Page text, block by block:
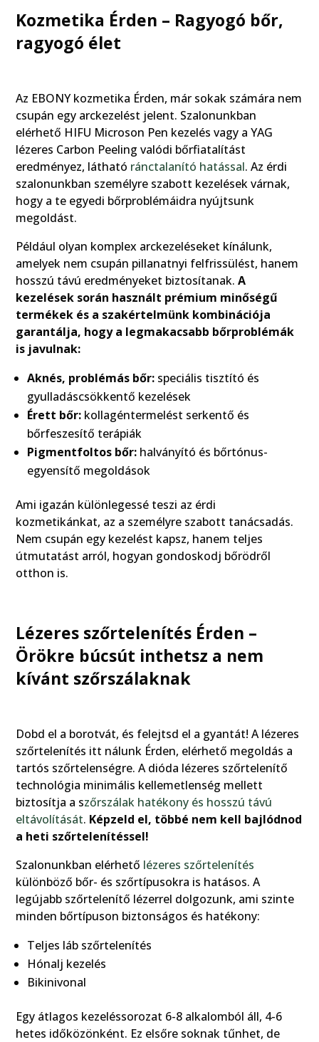
Kozmetika Érden – Ragyogó bőr,
ragyogó élet
Az EBONY kozmetika Érden, már sokak számára nem
csupán egy arckezelést jelent. Szalonunkban
elérhető HIFU Microson Pen kezelés vagy a YAG
lézeres Carbon Peeling valódi bőrfiatalítást
eredményez, látható ránctalanító hatással. Az érdi
szalonunkban személyre szabott kezelések várnak,
hogy a te egyedi bőrproblémáidra nyújtsunk
megoldást.
Például olyan komplex arckezeléseket kínálunk,
amelyek nem csupán pillanatnyi felfrissülést, hanem
hosszú távú eredményeket biztosítanak.A
kezelések során használt prémium minőségű
termékek és a szakértelmünk kombinációja
garantálja, hogy a legmakacsabb bőrproblémák
is javulnak:
Aknés, problémás bőr: speciális tisztító és
gyulladáscsökkentő kezelések
Érett bőr: kollagéntermelést serkentő és
bőrfeszesítő terápiák
Pigmentfoltos bőr: halványító és bőrtónus-
egyensítő megoldások
Ami igazán különlegessé teszi az érdi
kozmetikánkat, az a személyre szabott tanácsadás.
Nem csupán egy kezelést kapsz, hanem teljes
útmutatást arról, hogyan gondoskodj bőrödről
otthon is.
Lézeres szőrtelenítés Érden –
Örökre búcsút inthetsz a nem
kívánt szőrszálaknak
Dobd el a borotvát, és felejtsd el a gyantát! A lézeres
szőrtelenítés itt nálunk Érden, elérhető megoldás a
tartós szőrtelenségre. A dióda lézeres szőrtelenítő
technológia minimális kellemetlenség mellett
biztosítja a szőrszálak hatékony és hosszú távú
eltávolítását. Képzeld el, többé nem kell bajlódnod
a heti szőrtelenítéssel!
Szalonunkban elérhető lézeres szőrtelenítés
különböző bőr- és szőrtípusokra is hatásos. A
legújabb szőrtelenítő lézerrel dolgozunk, ami szinte
minden bőrtípuson biztonságos és hatékony:
Teljes láb szőrtelenítés
Hónalj kezelés
Bikinivonal
Egy átlagos kezeléssorozat 6-8 alkalomból áll, 4-6
hetes időközönként. Ez elsőre soknak tűnhet, de